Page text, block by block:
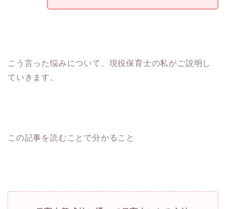
こう言った悩みについて、現役保育士の私がご説明し
ていきます。
この記事を読むことで分かること